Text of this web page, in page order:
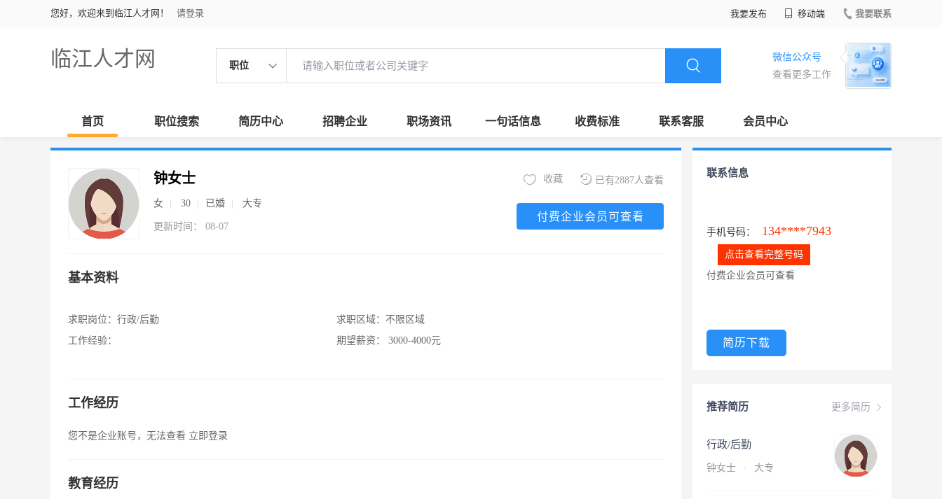
您好，欢迎来到临江人才网！ 请登录 我要发布 移动端 我要联系
临江人才网 职位
微信公众号
查看更多工作
首页 职位搜索 简历中心 招聘企业 职场资讯 一句话信息 收费标准 联系客服 会员中心
钟女士
女 30 已婚 大专
更新时间： 08-07
已有2887人查看
收藏
付费企业会员可查看
基本资料
求职岗位： 行政/后勤
工作经验：
求职区域： 不限区域
期望薪资：
3000-4000元
工作经历
您不是企业账号，无法查看 立即登录
教育经历
联系信息
手机号码： 134****7943
点击查看完整号码
付费企业会员可查看
简历下载
更多简历
推荐简历
行政/后勤
钟女士 · 大专